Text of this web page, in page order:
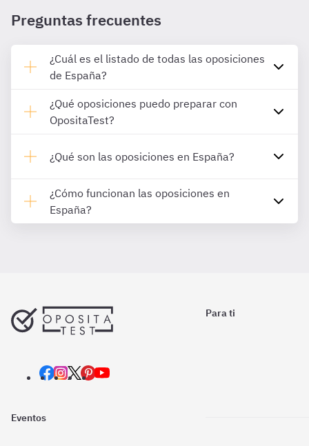
Preguntas frecuentes
¿Cuál es el listado de todas las oposiciones
de España?
¿Qué oposiciones puedo preparar con
OpositaTest?
¿Qué son las oposiciones en España?
¿Cómo funcionan las oposiciones en
España?
Para ti
Eventos